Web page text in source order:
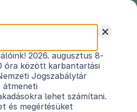
+
2026. augusztus 8-
óra között karbantartási
Jogszabálytár
átmeneti
lehet számítani.
és megértésüket